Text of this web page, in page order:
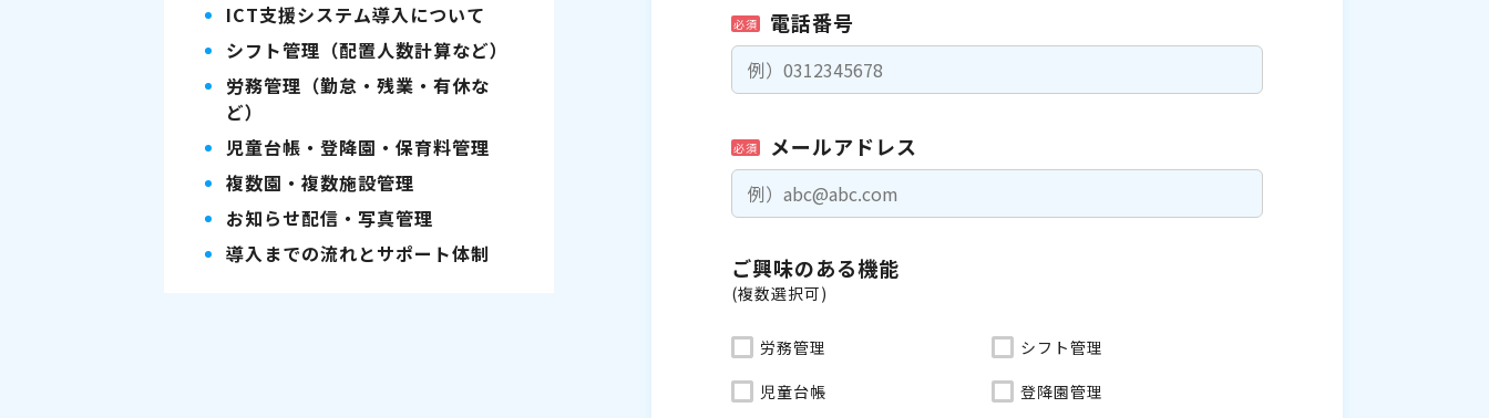
ICT支援システム導入について
シフト管理（配置人数計算など）
労務管理（勤怠・残業・有休な
ど）
児童台帳・登降園・保育料管理
複数園・複数施設管理
お知らせ配信・写真管理
導入までの流れとサポート体制
必須 電話番号
必須 メールアドレス
ご興味のある機能
(複数選択可)
労務管理 シフト管理
児童台帳 登降園管理